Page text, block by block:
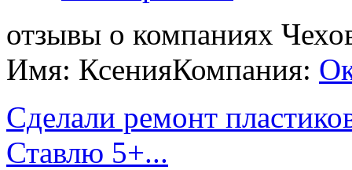
отзывы о компаниях
Имя: КсенияКомпания:
Сделали ремонт
Ставлю 5+...